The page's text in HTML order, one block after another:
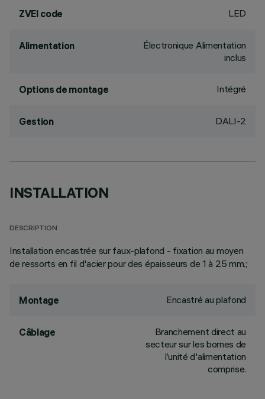
ZVEI code LED
Alimentation
Électronique Alimentation
inclus
Options de montage Intégré
Gestion DALI-2
INSTALLATION
DESCRIPTION
Installation encastrée sur faux-plafond - fixation au moyen
de ressorts en fil d'acier pour des épaisseurs de 1 à 25 mm.;
Montage Encastré au plafond
Câblage
Branchement direct au
secteur sur les bornes de
l’unité d'alimentation
comprise.